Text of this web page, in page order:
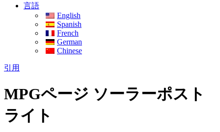
言語
English
Spanish
French
German
Chinese
引用
MPGページ ソーラーポスト
ライト